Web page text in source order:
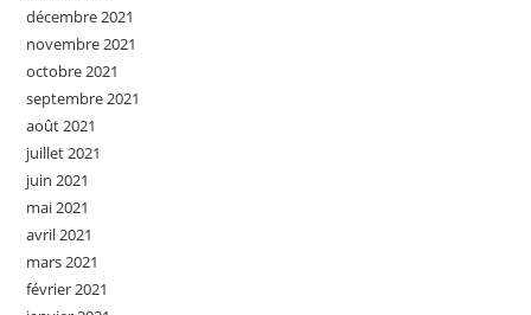
décembre 2021
novembre 2021
octobre 2021
septembre 2021
août 2021
juillet 2021
juin 2021
mai 2021
avril 2021
mars 2021
février 2021